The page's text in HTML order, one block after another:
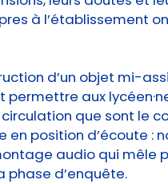
à l’établissement
d’un objet mi-
aux
que sont le
position d’écoute :
audio qui mêle
phase d’enquête.